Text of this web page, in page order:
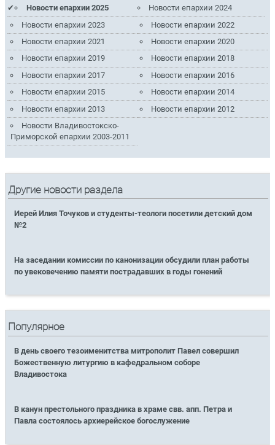
Новости епархии 2025
Новости епархии 2024
Новости епархии 2023
Новости епархии 2022
Новости епархии 2021
Новости епархии 2020
Новости епархии 2019
Новости епархии 2018
Новости епархии 2017
Новости епархии 2016
Новости епархии 2015
Новости епархии 2014
Новости епархии 2013
Новости епархии 2012
Новости Владивостокско-
Приморской епархии 2003-2011
Другие новости раздела
Иерей Илия Точуков и студенты-теологи посетили детский дом
№2
На заседании комиссии по канонизации обсудили план работы
по увековечению памяти пострадавших в годы гонений
Популярное
В день своего тезоименитства митрополит Павел совершил
Божественную литургию в кафедральном соборе
Владивостока
В канун престольного праздника в храме свв. апп. Петра и
Павла состоялось архиерейское богослужение